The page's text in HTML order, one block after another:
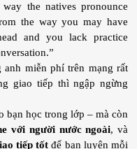
the natives pronounce
the way you may have
and you lack practice
giao tiếp thì ngập ngừng
với người nước ngoài, và
tiếp tốt để bạn luyện mỗi